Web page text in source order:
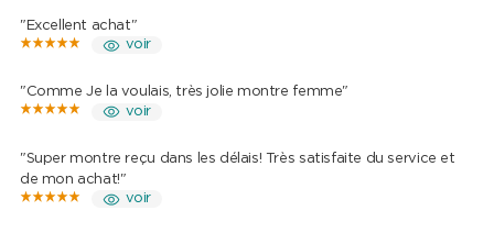
"Excellent achat"
voir
"Comme Je la voulais, très jolie montre femme"
voir
"Super montre reçu dans les délais! Très satisfaite du service et
de mon achat!"
voir